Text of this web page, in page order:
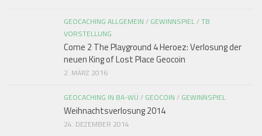
GEOCACHING ALLGEMEIN / GEWINNSPIEL/TB
VORSTELLUNG
Come 2 The Playground 4 Heroez: Verlosung der
neuen King of Lost Place Geocoin
2. MÄRZ 2016
GEOCACHING IN BA-WÜ / GEOCOIN / GEWINNSPIEL
Weihnachtsverlosung 2014
24. DEZEMBER 2014